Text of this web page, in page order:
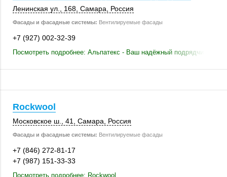
Ленинская ул. 168 Самара Россия
Фасады и фасадные системы: Вентилируемые фасады
+7 (927) 002-32-39
Посмотреть подробнее: Альпатекс - Ваш надёжный подрядчик!
Rockwool
Московское ш., 41 Самара Россия
Фасады и фасадные системы: Вентилируемые фасады
+7 (846) 272-81-17
+7 (987) 151-33-33
Посмотреть подробнее: Rockwool